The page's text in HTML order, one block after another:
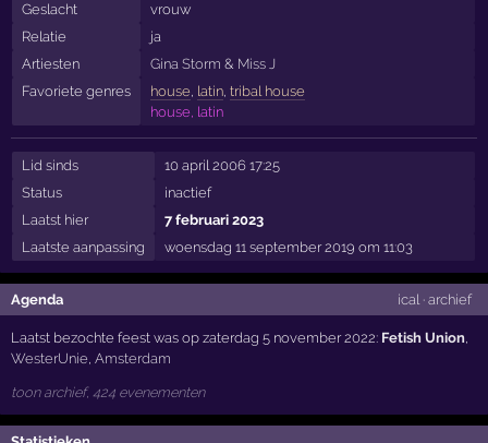
Geslacht
vrouw
Relatie
ja
Artiesten
Gina Storm & Miss J
Favoriete genres
house, latin, tribal house
house, latin
Lid sinds
10 april 2006 17:25
Status
inactief
Laatst hier
7 februari 2023
Laatste aanpassing
woensdag 11 september 2019 om 11:03
Agenda ical· archief
Laatst bezochte feest was op zaterdag 5 november 2022: Fetish Union
WesterUnie ,Amsterdam
toon archief, 424 evenementen